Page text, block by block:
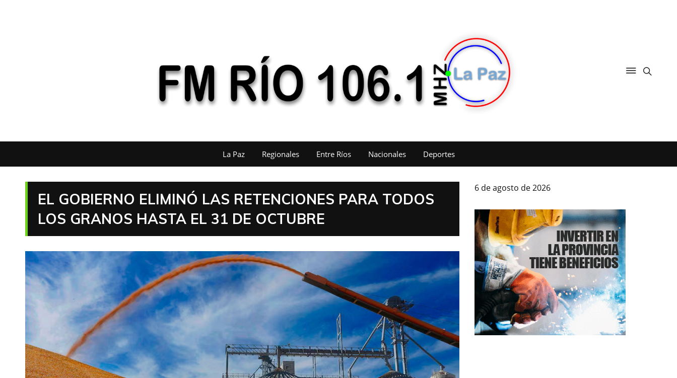
La Paz Regionales Entre Ríos Nacionales Deportes
EL GOBIERNO ELIMINÓ LAS RETENCIONES PARA TODOS
LOS GRANOS HASTA EL 31 DE OCTUBRE
6 de agosto de 2026